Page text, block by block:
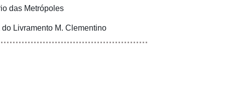
das Metrópoles
do Livramento M. Clementino